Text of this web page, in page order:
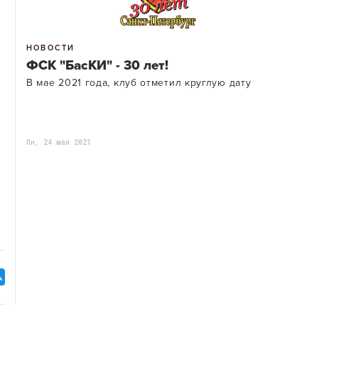
НОВОСТИ
ФСК "БасКИ" - 30 лет!
В мае 2021 года, клуб отметил круглую дату
Пн, 24 мая 2021